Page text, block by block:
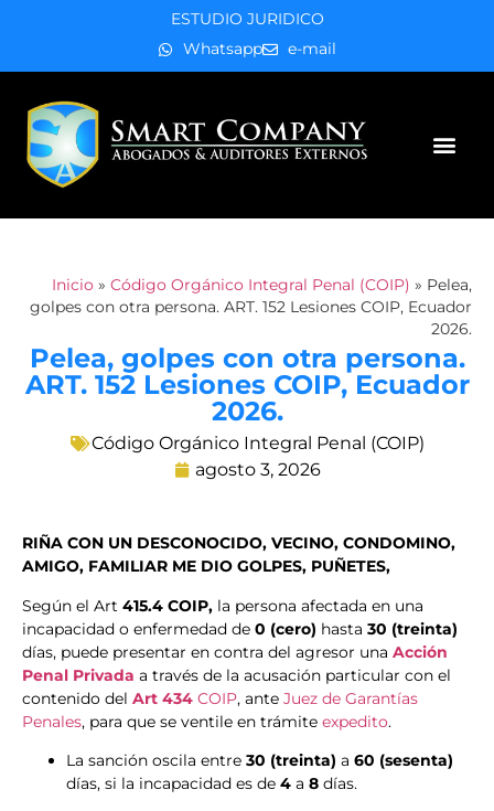
ESTUDIO JURIDICO
Whatsapp
e-mail
Inicio » Código Orgánico Integral Penal (COIP) » Pelea,
golpes con otra persona. ART. 152 Lesiones COIP, Ecuador
2026.
Pelea, golpes con otra persona.
ART. 152 Lesiones COIP, Ecuador
2026.
Código Orgánico Integral Penal (COIP)
agosto 3, 2026
RIÑA CON UN DESCONOCIDO, VECINO, CONDOMINO,
AMIGO, FAMILIAR ME DIO GOLPES, PUÑETES,
Según el Art 415.4 COIP, la persona afectada en una
incapacidad o enfermedad de 0 (cero) hasta 30 (treinta)
días, puede presentar en contra del agresor una Acción
Penal Privada a través de la acusación particular con el
contenido del Art 434 COIP, ante Juez de Garantías
Penales, para que se ventile en trámite expedito.
La sanción oscila entre 30 (treinta) a 60 (sesenta)
días, si la incapacidad es de 4 a 8 días.